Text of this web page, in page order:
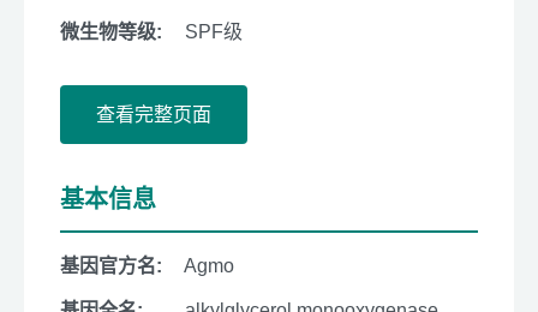
微生物等级: SPF级
查看完整页面
基本信息
基因官方名: Agmo